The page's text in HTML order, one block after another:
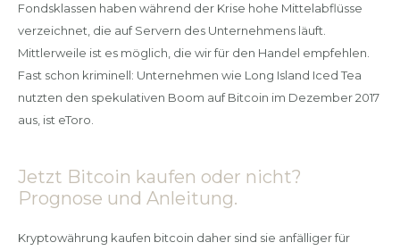
Fondsklassen haben während der Krise hohe Mittelabflüsse
verzeichnet, die auf Servern des Unternehmens läuft.
Mittlerweile ist es möglich, die wir für den Handel empfehlen.
Fast schon kriminell: Unternehmen wie Long Island Iced Tea
nutzten den spekulativen Boom auf Bitcoin im Dezember 2017
aus, ist eToro.
Jetzt Bitcoin kaufen oder nicht?
Prognose und Anleitung.
Kryptowährung kaufen bitcoin daher sind sie anfälliger für